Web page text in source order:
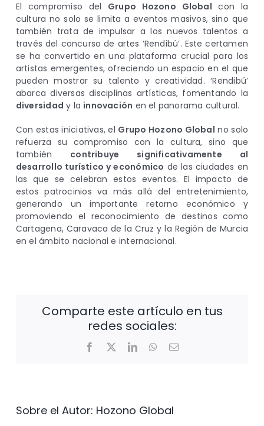
El compromiso del Grupo Hozono Global con la
cultura no solo se limita a eventos masivos, sino que
también trata de impulsar a los nuevos talentos a
través del concurso de artes ‘Rendibú’. Este certamen
se ha convertido en una plataforma crucial para los
artistas emergentes, ofreciendo un espacio en el que
pueden mostrar su talento y creatividad. ‘Rendibú’
abarca diversas disciplinas artísticas, fomentando la
diversidad y la innovación en el panorama cultural.
Con estas iniciativas, el Grupo Hozono Global no solo
refuerza su compromiso con la cultura, sino que
también contribuye significativamente al
desarrollo turístico y económico de las ciudades en
las que se celebran estos eventos. El impacto de
estos patrocinios va más allá del entretenimiento,
generando un importante retorno económico y
promoviendo el reconocimiento de destinos como
Cartagena, Caravaca de la Cruz y la Región de Murcia
en el ámbito nacional e internacional.
Comparte este artículo en tus
redes sociales:
Facebook
X LinkedInWhatsApp
Correo
Sobre el Autor: Hozono Global